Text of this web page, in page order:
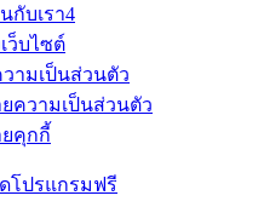
กับเรา4
ว็บไซต์
ามเป็นส่วนตัว
ความเป็นส่วนตัว
คุกกี้